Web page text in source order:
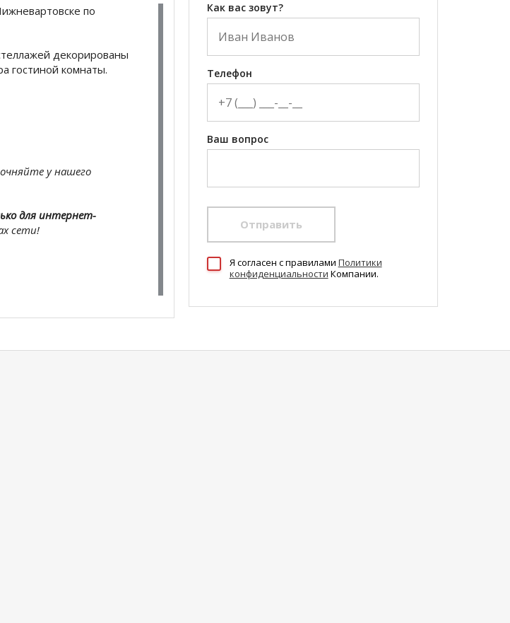
по
декорированы
гостиной комнаты.
у нашего
для интернет-
сети!
Как вас зовут?
Телефон
Ваш вопрос
Отправить
Я согласен c правилами Политики
конфиденциальности Компании.